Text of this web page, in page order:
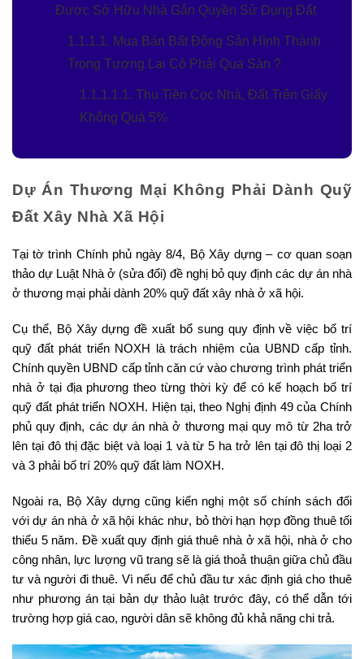
Được Sở Hữu Nhà Gắn Quyền Sử Dụng Đất
1.1.1.1. Mua Bán Bất Động Sản Hình Thành
Trong Tương Lai Có Phải Qua Sàn ?
1.1.1.1.1. Thu Tiền Cọc Nhà, Đất Trên Giấy
Không Quá 5%
Dự Án Thương Mại Không Phải Dành Quỹ
Đất Xây Nhà Xã Hội
Tại tờ trình Chính phủ ngày 8/4, Bộ Xây dựng – cơ quan soạn
thảo dự Luật Nhà ở (sửa đổi) đề nghị bỏ quy định các dự án nhà
ở thương mại phải dành 20% quỹ đất xây nhà ở xã hội.
Cụ thể, Bộ Xây dựng đề xuất bổ sung quy định về việc bố trí
quỹ đất phát triển NOXH là trách nhiệm của UBND cấp tỉnh.
Chính quyền UBND cấp tỉnh căn cứ vào chương trình phát triển
nhà ở tại địa phương theo từng thời kỳ để có kế hoạch bố trí
quỹ đất phát triển NOXH. Hiện tại, theo Nghị định 49 của Chính
phủ quy định, các dự án nhà ở thương mại quy mô từ 2ha trở
lên tại đô thị đặc biệt và loại 1 và từ 5 ha trở lên tại đô thị loại 2
và 3 phải bố trí 20% quỹ đất làm NOXH.
Ngoài ra, Bộ Xây dựng cũng kiến nghị một số chính sách đối
với dự án nhà ở xã hội khác như, bỏ thời hạn hợp đồng thuê tối
thiểu 5 năm. Đề xuất quy định giá thuê nhà ở xã hội, nhà ở cho
công nhân, lực lượng vũ trang sẽ là giá thoả thuận giữa chủ đầu
tư và người đi thuê. Vì nếu để chủ đầu tư xác định giá cho thuê
như phương án tại bản dự thảo luật trước đây, có thể dẫn tới
trường hợp giá cao, người dân sẽ không đủ khả năng chi trả.